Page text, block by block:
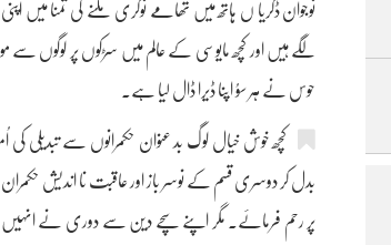
نوجوان ڈگریا ں ہاتھ میں تھامے نوکری ملنے کی تمنا
لگے ہیں اور کچھ مایوسی کے عالم میں سڑکوں پر لوگوں
حوس نے ہر سوُ اپنا ڈیرا ڈال لیا ہے۔
کچھ خوش خیال لوگ بد عنوان حکمرانوں سے تبدیلی
بدل کر دوسری قسم کے نوسر باز اور عاقبت نا اندیش
پر رحم فرمائے۔ مگر اپنے سچے دین سے دوری نے انہیں